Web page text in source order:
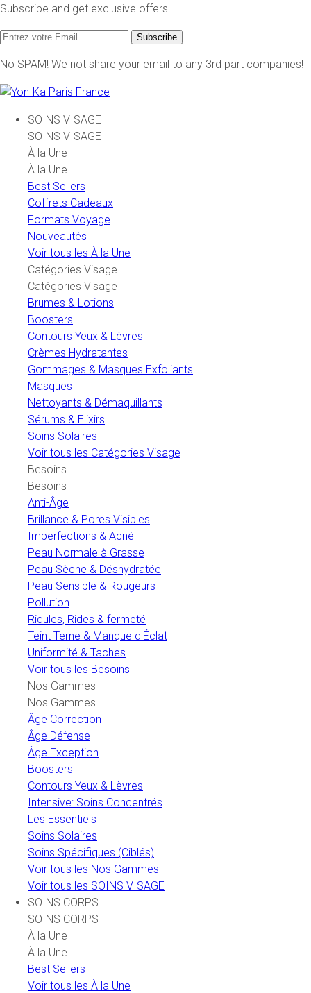
Subscribe and get exclusive offers!
Subscribe
No SPAM! We not share your email to any 3rd part companies!
SOINS VISAGE
SOINS VISAGE
À la Une
À la Une
Best Sellers
Coffrets Cadeaux
Formats Voyage
Nouveautés
Voir tous les À la Une
Catégories Visage
Catégories Visage
Brumes & Lotions
Boosters
Contours Yeux & Lèvres
Crèmes Hydratantes
Gommages & Masques Exfoliants
Masques
Nettoyants & Démaquillants
Sérums & Elixirs
Soins Solaires
Voir tous les Catégories Visage
Besoins
Besoins
Anti-Âge
Brillance & Pores Visibles
Imperfections & Acné
Peau Normale à Grasse
Peau Sèche & Déshydratée
Peau Sensible & Rougeurs
Pollution
Ridules, Rides & fermeté
Teint Terne & Manque d'Éclat
Uniformité & Taches
Voir tous les Besoins
Nos Gammes
Nos Gammes
Âge Correction
Âge Défense
Âge Exception
Boosters
Contours Yeux & Lèvres
Intensive: Soins Concentrés
Les Essentiels
Soins Solaires
Soins Spécifiques (Ciblés)
Voir tous les Nos Gammes
Voir tous les SOINS VISAGE
SOINS CORPS
SOINS CORPS
À la Une
À la Une
Best Sellers
Voir tous les À la Une